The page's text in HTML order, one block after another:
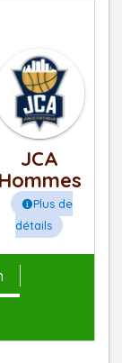
JCA
Hommes
Plus de
détails